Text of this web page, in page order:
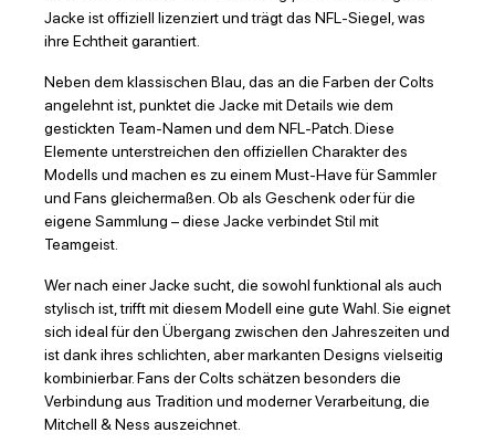
Jacke ist offiziell lizenziert und trägt das NFL-Siegel, was
ihre Echtheit garantiert.
Neben dem klassischen Blau, das an die Farben der Colts
angelehnt ist, punktet die Jacke mit Details wie dem
gestickten Team-Namen und dem NFL-Patch. Diese
Elemente unterstreichen den offiziellen Charakter des
Modells und machen es zu einem Must-Have für Sammler
und Fans gleichermaßen. Ob als Geschenk oder für die
eigene Sammlung – diese Jacke verbindet Stil mit
Teamgeist.
Wer nach einer Jacke sucht, die sowohl funktional als auch
stylisch ist, trifft mit diesem Modell eine gute Wahl. Sie eignet
sich ideal für den Übergang zwischen den Jahreszeiten und
ist dank ihres schlichten, aber markanten Designs vielseitig
kombinierbar. Fans der Colts schätzen besonders die
Verbindung aus Tradition und moderner Verarbeitung, die
Mitchell & Ness auszeichnet.